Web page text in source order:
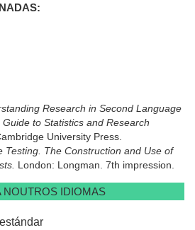
Research in Second Language
Guide to Statistics and Research
University Press.
Testing. The Construction and Use of
London: Longman. 7th impression.
IDIOMAS